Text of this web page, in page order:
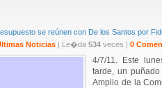
se reúnen con De los Santos por
Noticias | Le�da 534 veces | 0
4/7/11. Este
tarde, un
Amplio de la